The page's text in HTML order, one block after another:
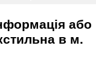
в м.